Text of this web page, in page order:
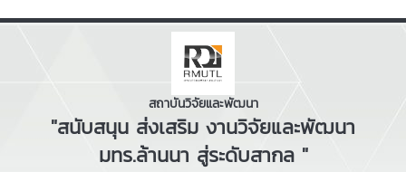
สถาบันวิจัยและพัฒนา
"สนับสนุน ส่งเสริม งานวิจัยและพัฒนา
มทร.ล้านนา สู่ระดับสากล "